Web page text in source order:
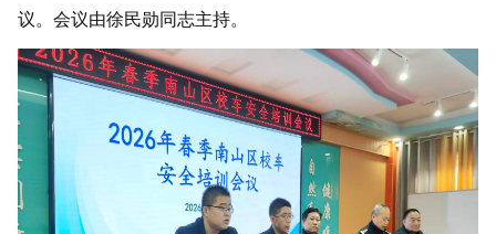
议。会议由徐民勋同志主持。